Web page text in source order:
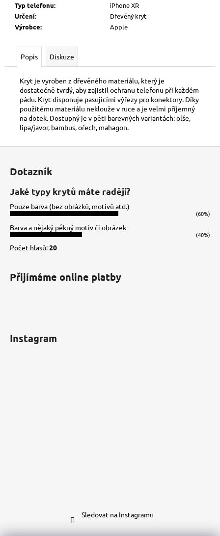
Typ telefonu:
iPhone XR
Určení:
Dřevěný kryt
Výrobce: Apple
Popis Diskuze
Kryt je vyroben z dřevěného materiálu, který je
dostatečně tvrdý, aby zajistil ochranu telefonu při každém
pádu. Kryt disponuje pasujícími výřezy pro konektory. Díky
použitému materiálu neklouže v ruce a je velmi příjemný
na dotek. Dostupný je v pěti barevných variantách: olše,
lípa/javor, bambus, ořech, mahagon.
Dotazník
Jaké typy krytů máte raději?
Pouze barva (bez obrázků, motivů atd.)
(60%)
Barva a nějaký pěkný motiv či obrázek
(40%)
Počet hlasů:20
Přijímáme online platby
Instagram
Sledovat na Instagramu